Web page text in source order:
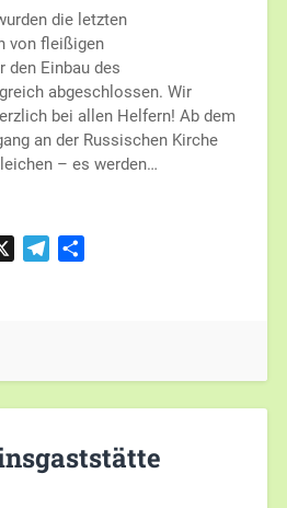
die letzten
von fleißigen
den Einbau des
abgeschlossen. Wir
bei allen Helfern! Ab dem
an der Russischen Kirche
– es werden…
Telegram